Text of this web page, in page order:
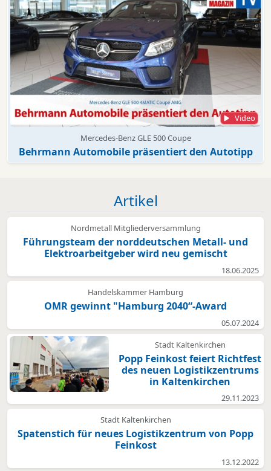
Video
Mercedes-Benz GLE 500 Coupe
Behrmann Automobile präsentiert den Autotipp
Artikel
Nordmetall Mitgliederversammlung
Führungsteam der norddeutschen Metall- und
Elektroarbeitgeber wird neu gemischt
18.06.2025
Handelskammer Hamburg
OMR gewinnt "Hamburg 2040“-Award
05.07.2024
Stadt Kaltenkirchen
Popp Feinkost feiert Richtfest
des neuen Logistikzentrums
in Kaltenkirchen
29.11.2023
Stadt Kaltenkirchen
Spatenstich für neues Logistikzentrum von Popp
Feinkost
13.12.2022